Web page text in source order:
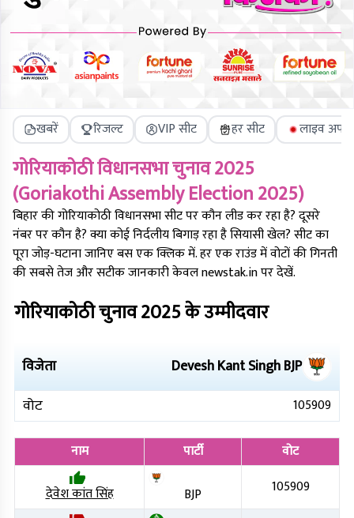
खबरें रिजल्ट VIP सीट हर सीट लाइव
गोरियाकोठीविधानसभा चुनाव 2025
(GoriakothiAssembly Election 2025)
बिहार कीगोरियाकोठीविधानसभा सीट पर कौन लीड कर रहा है? दूसरे
नंबर पर कौन है? क्या कोई निर्दलीय बिगाड़ रहा है सियासी खेल? सीट का
पूरा जोड़-घटाना जानिए बस एक क्लिक में. हर एक राउंड में वोटों की गिनती
की सबसे तेज और सटीक जानकारी केवल newstak.in पर देखें.
गोरियाकोठीचुनाव2025के उम्मीदवार
विजेता Devesh Kant SinghBJP
वोट
105909
नाम पार्टी
वोट
देवेश कांत सिंह
BJP 105909